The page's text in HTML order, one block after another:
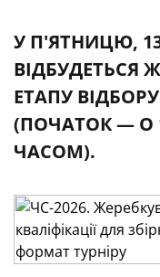
У П'ЯТНИЦЮ,
ВІДБУДЕТЬСЯ
ЕТАПУ
(ПОЧАТОК — О
ЧАСОМ).